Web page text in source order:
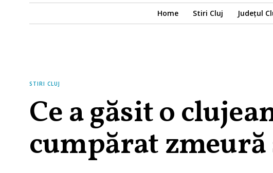
Home Stiri Cluj Județul
STIRI CLUJ
Ce a găsit o
cumpărat